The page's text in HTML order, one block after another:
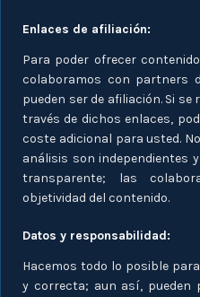
Enlaces de afiliación:
Para poder ofrecer
colaboramos con partners
pueden ser de afiliación. Si
través de dichos enlaces,
coste adicional para usted.
análisis son independientes
transparente; las
objetividad del contenido.
Datos y responsabilidad:
Hacemos todo lo posible
y correcta; aun así, pueden